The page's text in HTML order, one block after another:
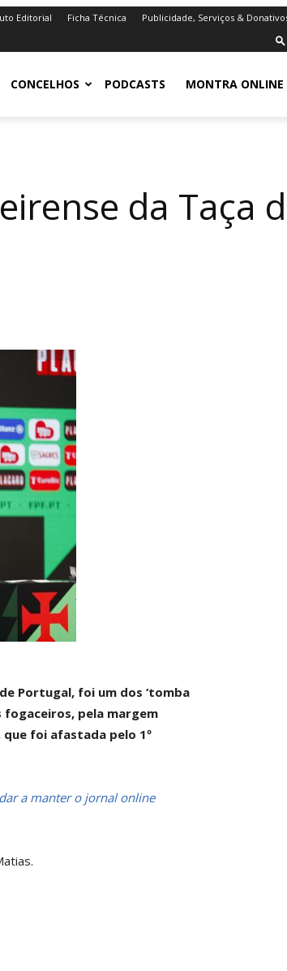
Editorial Ficha Técnica Publicidade, Serviços &
CONCELHOS PODCASTS MONTRA ONLINE
da Taça
Portugal, foi um dos ‘tomba
fogaceiros, pela margem
que foi afastada pelo 1º
a manter o jornal online